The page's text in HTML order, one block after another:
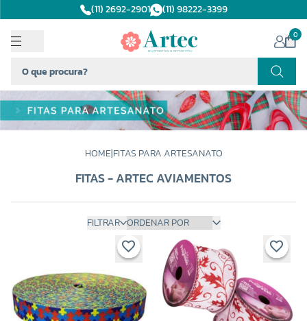
(11) 2692-2901 (11) 98222-3399
0
HOME|FITAS PARA ARTESANATO
FITAS - ARTEC AVIAMENTOS
FILTRAR